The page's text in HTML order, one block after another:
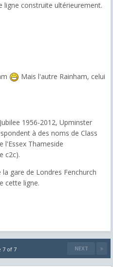
ligne construite ultérieurement.
Mais l'autre Rainham, celui
1956-2012, Upminster
à des noms de Class
l'Essex Thameside
c2c).
gare de Londres Fenchurch
cette ligne.
NEXT
7 of 7